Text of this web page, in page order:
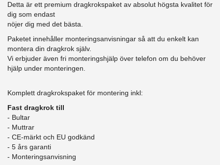
Detta är ett premium dragkrokspaket av absolut högsta kvalitet för
dig som endast
nöjer dig med det bästa.
Paketet innehåller monteringsanvisningar så att du enkelt kan
montera din dragkrok själv.
Vi erbjuder även fri monteringshjälp över telefon om du behöver
hjälp under monteringen.
Komplett dragkrokspaket för montering inkl:
Fast dragkrok till
- Bultar
- Muttrar
- CE-märkt och EU godkänd
​- 5 års garanti
- Monteringsanvisning